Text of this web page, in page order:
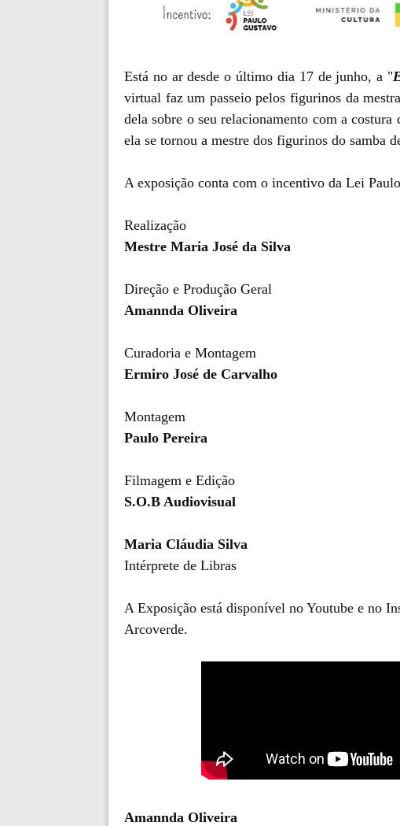
Está no ar desde o último dia 17 de junho, a "
virtual faz um passeio pelos figurinos da
dela sobre o seu relacionamento com a costura
ela se tornou a mestre dos figurinos do samba
A exposição conta com o incentivo da Lei
Realização
Mestre Maria José da Silva
Direção e Produção Geral
Amannda Oliveira
Curadoria e Montagem
Ermiro José de Carvalho
Montagem
Paulo Pereira
Filmagem e Edição
S.O.B Audiovisual
Maria Cláudia Silva
Intérprete de Libras
A Exposição está disponível no Youtube e no
Arcoverde.
Amannda Oliveira